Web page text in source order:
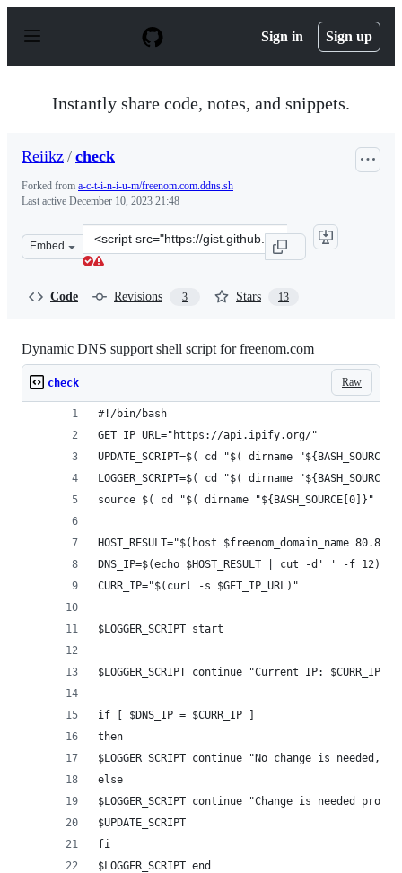
p
Sign in Sign up
Instantly share code, notes, and snippets.
Reiikz / check
Forked from a-c-t-i-n-i-u-m/freenom.com.ddns.sh
Last active December 10, 2023 21:48
Embed
Clone
this
Code Revisions 3 Stars 13
Dynamic DNS support shell script for freenom.com
Raw
check
#!/bin/bash
GET_IP_URL="https://api.ipify.org/"
UPDATE_SCRIPT=$( cd "$( dirname
LOGGER_SCRIPT=$( cd "$( dirname
source $( cd "$( dirname "${BASH_SOURCE[0]}"
HOST_RESULT="$(host $freenom_domain_name
DNS_IP=$(echo $HOST_RESULT | cut -d' ' -f 12)
CURR_IP="$(curl -s $GET_IP_URL)"
$LOGGER_SCRIPT start
$LOGGER_SCRIPT continue "Current IP: $CURR_IP
if [ $DNS_IP = $CURR_IP ]
then
$LOGGER_SCRIPT continue "No change is needed,
else
$LOGGER_SCRIPT continue "Change is needed
$UPDATE_SCRIPT
fi
$LOGGER_SCRIPT end